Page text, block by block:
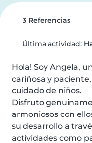
3 Referencias
Última actividad:
Hola! Soy Angela,
cariñosa y
cuidado de niños.
Disfruto
armoniosos con
su desarrollo a
actividades como